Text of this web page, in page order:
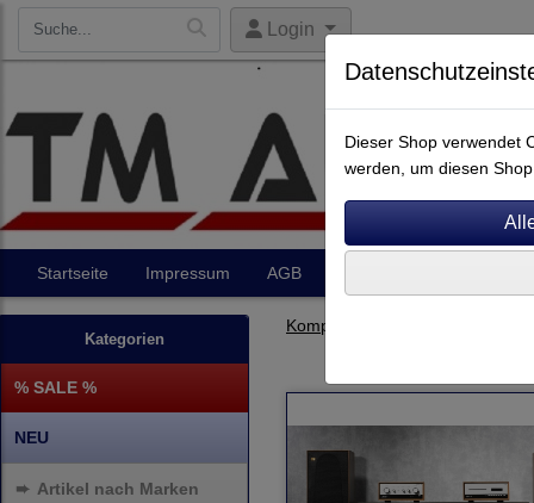
Login
Startseite Impressum AGB
Kategorien
% SALE %
NEU
➨ Artikel nach Marken
Komplettanlagen
Dieser Shop verwendet
werden, um diesen